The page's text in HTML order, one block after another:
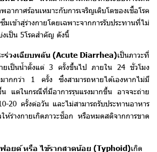
อากาศร้อนเหมาะกับการเจริญเติบโตของเชื้อโรค
ข้าสู่ร่างกายโดยเฉพาะจากการรับประทานที่ไม่
เป็น 5โรคสำคัญ ดังนี้
ะร่วงเฉียบพลัน (Acute Diarrhea)เป็นภาวะที่
ายเป็นน้ำตั้งแต่ 3 ครั้งขึ้นไป ภายใน 24 ชั่วโมง
มากกว่า 1 ครั้ง ซึ่งสามารถหายได้เองหากไม่มี
แต่ในกรณีที่มีอาการรุนแรงมากขึ้น อาจจะถ่าย
20 ครั้งต่อวัน และไม่สามารถรับประทานอาหาร
ห้ร่างกายเกิดภาวะช็อก หรือหมดสติจากการขาด
อยด์ หรือ ไข้รากสาดน้อย (Typhoid)เกิด